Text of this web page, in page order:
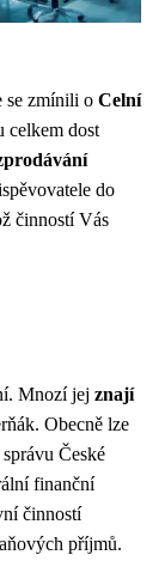
se zmínili o Celní
celkem dost
do
činností Vás
Mnozí jej znají
Obecně lze
České
finanční
činností
příjmů.